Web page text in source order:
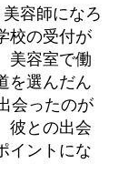
容師になろ
校の受付が
美容室で働
を選んだん
会ったのが
彼との出会
イントにな